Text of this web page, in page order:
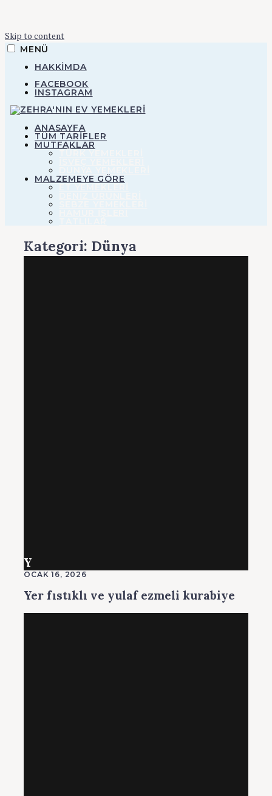
Skip to content
MENÜ
HAKKIMDA
FACEBOOK
INSTAGRAM
Zehra'nın Ev
Yemekleri
ZEHRA'NIN EV YEMEKLERI
ANASAYFA
TÜM TARİFLER
MUTFAKLAR
MALZEMEYE GÖRE
Kategori: Dünya
Y
OCAK 16, 2026
Yer fıstıklı ve yulaf ezmeli kurabiye